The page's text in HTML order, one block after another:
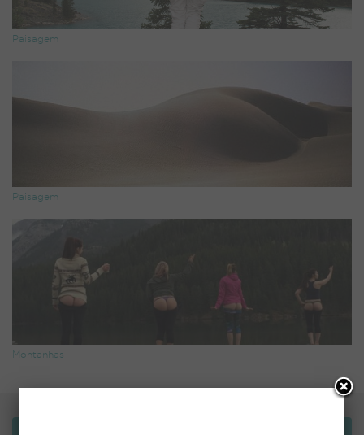
Paisagem
Paisagem
Montanhas